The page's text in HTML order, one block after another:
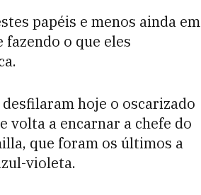
papéis e menos ainda em
o que eles
hoje o oscarizado
volta a encarnar a chefe do
que foram os últimos a
violeta.